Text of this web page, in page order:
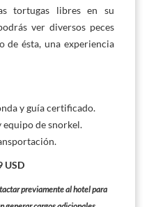
tortugas libres en su
ver diversos peces
de ésta, una experiencia
y guía certificado.
equipo de snorkel.
USD
previamente al hotel para